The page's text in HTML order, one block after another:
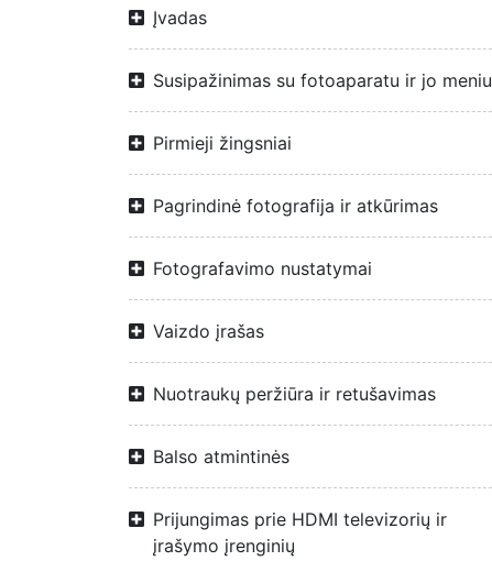
Įvadas
Susipažinimas su fotoaparatu ir jo meniu
Pirmieji žingsniai
Pagrindinė fotografija ir atkūrimas
Fotografavimo nustatymai
Vaizdo įrašas
Nuotraukų peržiūra ir retušavimas
Balso atmintinės
Prijungimas prie HDMI televizorių ir
įrašymo įrenginių